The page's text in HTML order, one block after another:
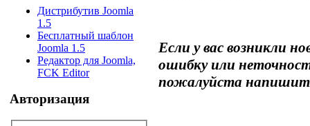
Дистрибутив Joomla
1.5
Бесплатный шаблон
Joomla 1.5
Редактор для Joomla,
FCK Editor
Авторизация
Если у вас возникли
ошибку или
пожалуйста